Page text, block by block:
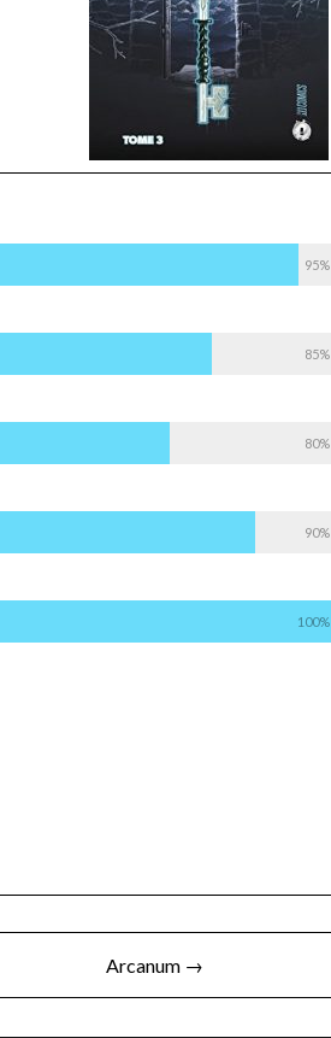
95%
85%
80%
90%
100%
Arcanum →